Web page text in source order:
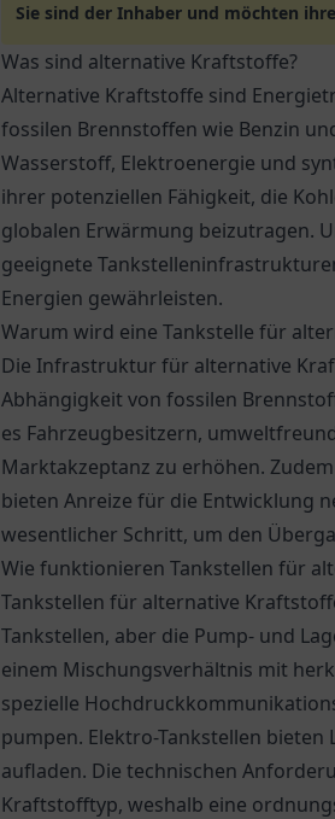
Sie sind der Inhaber und möchten
Was sind alternative Kraftstoffe?
Alternative Kraftstoffe sind
fossilen Brennstoffen wie Benzin
Wasserstoff, Elektroenergie und
ihrer potenziellen Fähigkeit, die
globalen Erwärmung beizutragen.
geeignete
Energien gewährleisten.
Warum wird eine Tankstelle für
Die Infrastruktur für alternative
Abhängigkeit von fossilen
es Fahrzeugbesitzern,
Marktakzeptanz zu erhöhen.
bieten Anreize für die Entwicklung
wesentlicher Schritt, um den
Wie funktionieren Tankstellen für
Tankstellen für alternative
Tankstellen, aber die Pump- und
einem Mischungsverhältnis mit
spezielle
pumpen. Elektro-Tankstellen bieten
aufladen. Die technischen
Kraftstofftyp, weshalb eine